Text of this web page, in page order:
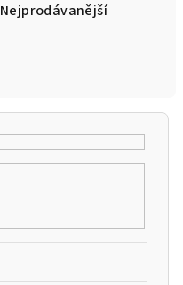
Nejprodávanější